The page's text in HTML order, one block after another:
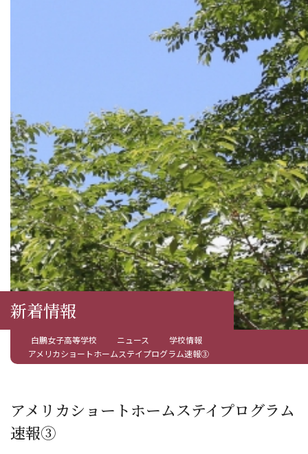
新着情報
白鵬女子高等学校 ニュース
学校情報
アメリカショートホームステイプログラム速報③
アメリカショートホームステイプログラム
速報③